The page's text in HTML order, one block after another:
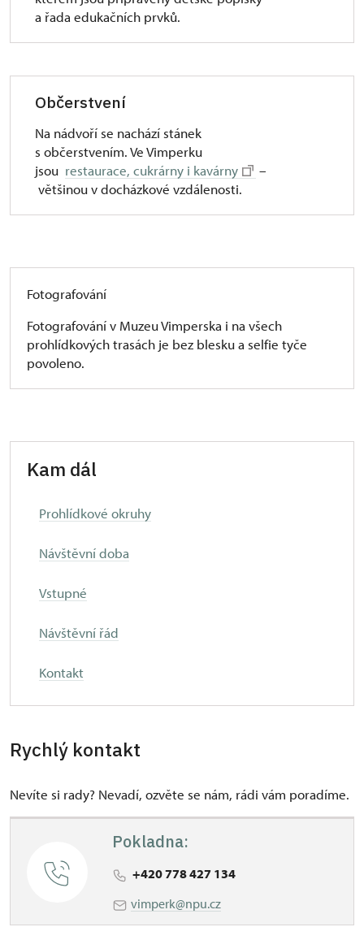
a řada edukačních prvků.
Občerstvení
Na nádvoří se nachází stánek
s občerstvením. Ve Vimperku
jsou restaurace, cukrárny i kavárny
–
většinou v docházkové vzdálenosti.
Fotografování
Fotografování v Muzeu Vimperska i na všech
prohlídkových trasách je bez blesku a selfie tyče
povoleno.
Kam dál
Prohlídkové okruhy
Návštěvní doba
Vstupné
Návštěvní řád
Kontakt
Rychlý kontakt
Nevíte si rady? Nevadí, ozvěte se nám, rádi vám poradíme.
Pokladna:
+420 778 427 134
vimperk@npu.cz